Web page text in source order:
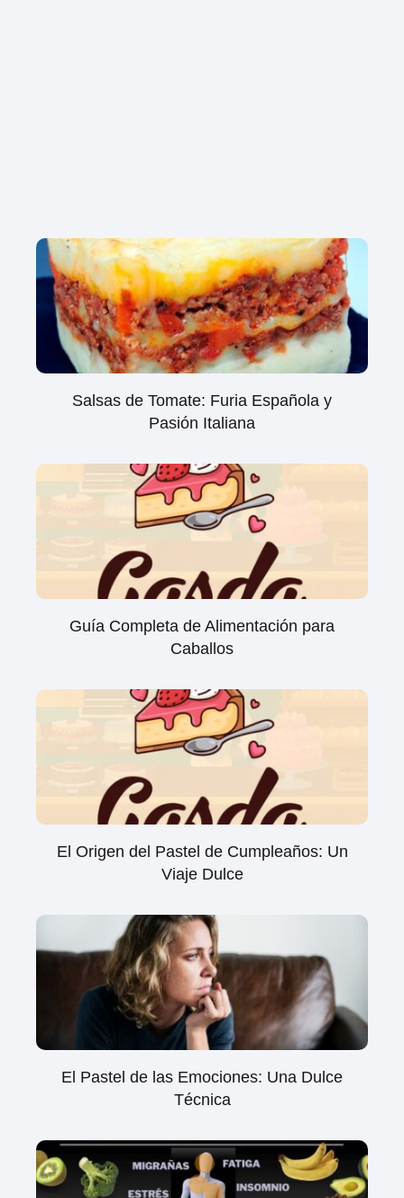
Salsas de Tomate: Furia Española y
Pasión Italiana
Guía Completa de Alimentación para
Caballos
El Origen del Pastel de Cumpleaños: Un
Viaje Dulce
El Pastel de las Emociones: Una Dulce
Técnica